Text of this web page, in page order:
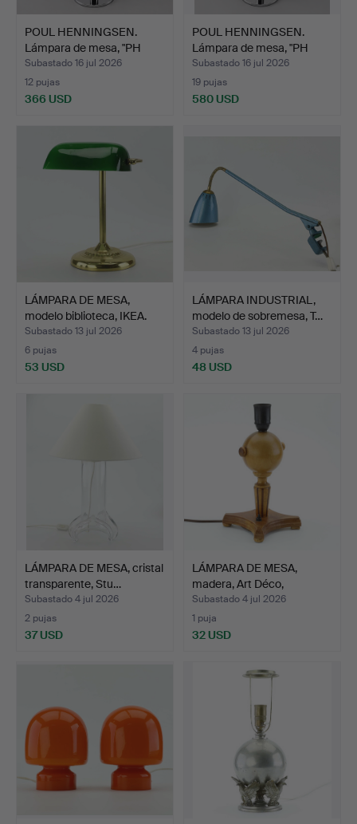
POUL HENNINGSEN.
Lámpara de mesa, "PH
3/2"…
Subastado 16 jul 2026
12 pujas
366 USD
POUL HENNINGSEN.
Lámpara de mesa, "PH
3/2"…
Subastado 16 jul 2026
19 pujas
580 USD
LÁMPARA DE MESA,
modelo biblioteca, IKEA.
Subastado 13 jul 2026
6 pujas
53 USD
LÁMPARA INDUSTRIAL,
modelo de sobremesa, T…
Subastado 13 jul 2026
4 pujas
48 USD
LÁMPARA DE MESA, cristal
transparente, Stu…
Subastado 4 jul 2026
2 pujas
37 USD
LÁMPARA DE MESA,
madera, Art Déco,
primera…
Subastado 4 jul 2026
1 puja
32 USD